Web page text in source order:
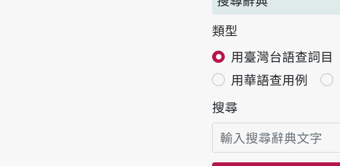
類型
用臺灣台語查詞目
用華語查用例
搜尋